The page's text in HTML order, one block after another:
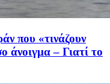
που «τινάζουν
άνοιγμα – Γιατί το